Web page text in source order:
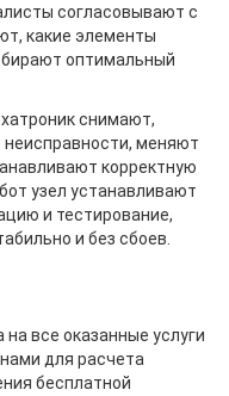
согласовывают с
какие элементы
оптимальный
снимают,
меняют
корректную
узел устанавливают
и тестирование,
и без сбоев.
все оказанные услуги
для расчета
бесплатной